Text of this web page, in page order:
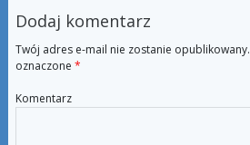
Dodaj komentarz
Twój adres e-mail nie zostanie opublikowany.
oznaczone *
Komentarz